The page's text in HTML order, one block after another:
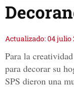
Actualizado: 04 julio
Para la
para decorar su
SPS dieron una